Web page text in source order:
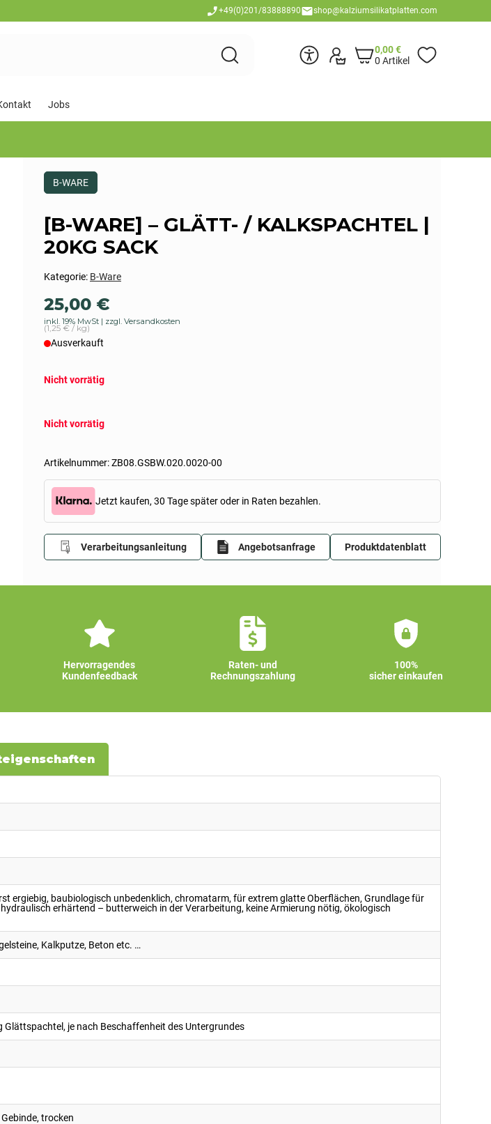
+49(0)201/83888890 shop@kalziumsilikatplatten.com
0,00€
0 Artikel
Jobs
Dieses
Produkt
Kategorisiert
als:
B-
Ware
B-WARE
[B-WARE] – GLÄTT- / KALKSPACHTEL |
20KG SACK
Artikelnummer:ZB08.GSBW.020.0020-00
Kategorie: B-Ware
25,00 €
inkl. 19% MwSt zzgl. Versandkosten
(1,25 € / kg)
Nicht vorrätig
Nicht vorrätig
Jetzt kaufen, 30 Tage später oder in Raten bezahlen.
Ausverkauft
Verarbeitungsanleitung Angebotsanfrage Produktdatenblatt
Hervorragendes
Kundenfeedback
Raten- und
Rechnungszahlung
100%
sicher einkaufen
ergiebig, baubiologisch unbedenklich, chromatarm, für extrem glatte Oberflächen, Grundlage für
erhärtend – butterweich in der Verarbeitung, keine Armierung nötig, ökologisch
Kalkputze, Beton etc. …
Glättspachtel, je nach Beschaffenheit des Untergrundes
trocken